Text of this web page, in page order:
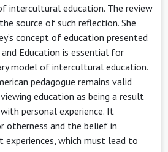
intercultural education. The review
source of such reflection. She
concept of education presented
Education is essential for
model of intercultural education.
pedagogue remains valid
education as being a result
personal experience. It
otherness and the belief in
experiences, which must lead to